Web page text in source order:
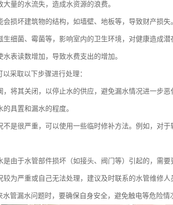
量的水流失，造成水资源的浪费。
损坏建筑物的结构，如墙壁、地板等，导致财产损失
细菌、霉菌等，影响室内的卫生环境，对健康造成潜
表读数增加，导致水费支出的增加。
采取以下步骤进行处理：
将其关闭，以停止水的供应，避免漏水情况进一步恶
具置和漏水的程度。
不是很严重，可以使用一些临时修补方法。例如，对
由于水管部件损坏（如接头、阀门等）引起的，需要
为严重或自己无法处理，建议及时联系的水管维修人
管漏水问题时，要确保自身安全，避免触电等危险情